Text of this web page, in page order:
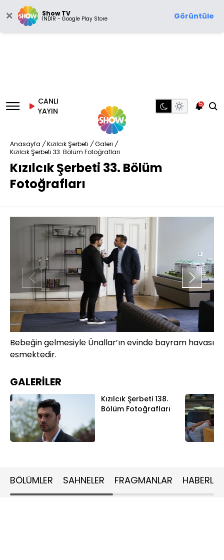
Show TV
İNDİR - Google Play Store Görüntüle
CANLI
YAYIN
5
Anasayfa / Kızılcık Şerbeti / Galeri /
Kızılcık Şerbeti 33. Bölüm Fotoğrafları
Kızılcık Şerbeti 33. Bölüm
Fotoğrafları
Bebeğin gelmesiyle Ünallar’ın evinde bayram havası
esmektedir.
GALERİLER
Kızılcık Şerbeti 138.
Bölüm Fotoğrafları
BÖLÜMLER SAHNELER FRAGMANLAR HABERLER